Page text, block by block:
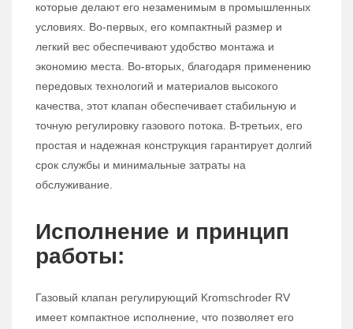
которые делают его незаменимым в промышленных
условиях. Во-первых, его компактный размер и
легкий вес обеспечивают удобство монтажа и
экономию места. Во-вторых, благодаря применению
передовых технологий и материалов высокого
качества, этот клапан обеспечивает стабильную и
точную регулировку газового потока. В-третьих, его
простая и надежная конструкция гарантирует долгий
срок службы и минимальные затраты на
обслуживание.
Исполнение и принцип
работы:
Газовый клапан регулирующий Kromschroder RV
имеет компактное исполнение, что позволяет его